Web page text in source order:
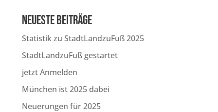
Neueste Beiträge
Statistik zu StadtLandzuFuß 2025
StadtLandzuFuß gestartet
jetzt Anmelden
München ist 2025 dabei
Neuerungen für 2025